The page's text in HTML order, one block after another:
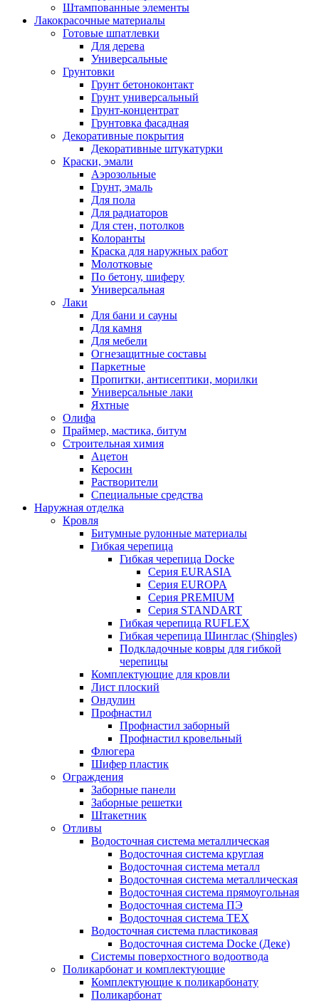
Штампованные элементы
Лакокрасочные материалы
Готовые шпатлевки
Для дерева
Универсальные
Грунтовки
Грунт бетоноконтакт
Грунт универсальный
Грунт-концентрат
Грунтовка фасадная
Декоративные покрытия
Декоративные штукатурки
Краски, эмали
Аэрозольные
Грунт, эмаль
Для пола
Для радиаторов
Для стен, потолков
Колоранты
Краска для наружных работ
Молотковые
По бетону, шиферу
Универсальная
Лаки
Для бани и сауны
Для камня
Для мебели
Огнезащитные составы
Паркетные
Пропитки, антисептики, морилки
Универсальные лаки
Яхтные
Олифа
Праймер, мастика, битум
Строительная химия
Ацетон
Керосин
Растворители
Специальные средства
Наружная отделка
Кровля
Битумные рулонные материалы
Гибкая черепица
Гибкая черепица Docke
Серия EURASIA
Серия EUROPA
Серия PREMIUM
Серия STANDART
Гибкая черепица RUFLEX
Гибкая черепица Шинглас (Shingles)
Подкладочные ковры для гибкой
черепицы
Комплектующие для кровли
Лист плоский
Ондулин
Профнастил
Профнастил заборный
Профнастил кровельный
Флюгера
Шифер пластик
Ограждения
Заборные панели
Заборные решетки
Штакетник
Отливы
Водосточная система металлическая
Водосточная система круглая
Водосточная система металл
Водосточная система металлическая
Водосточная система прямоугольная
Водосточная система ПЭ
Водосточная система ТЕХ
Водосточная система пластиковая
Водосточная система Docke (Деке)
Системы поверхостного водоотвода
Поликарбонат и комплектующие
Комплектующие к поликарбонату
Поликарбонат